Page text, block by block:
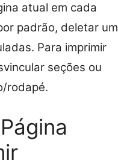
atual em cada
padrão, deletar um
Para imprimir
seções ou
rodapé.